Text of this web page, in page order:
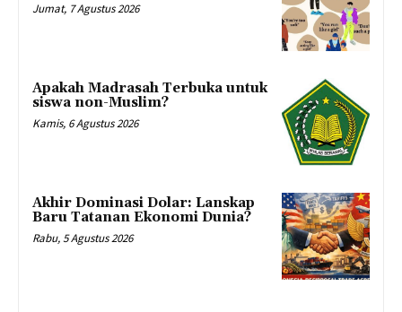
Jumat, 7 Agustus 2026
Apakah Madrasah Terbuka untuk
siswa non-Muslim?
Kamis, 6 Agustus 2026
Akhir Dominasi Dolar: Lanskap
Baru Tatanan Ekonomi Dunia?
Rabu, 5 Agustus 2026